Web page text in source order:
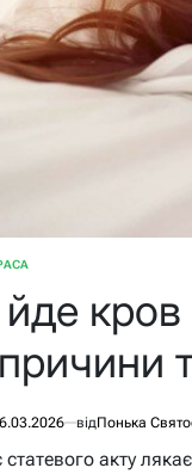
кров
відПонька
статевого акту